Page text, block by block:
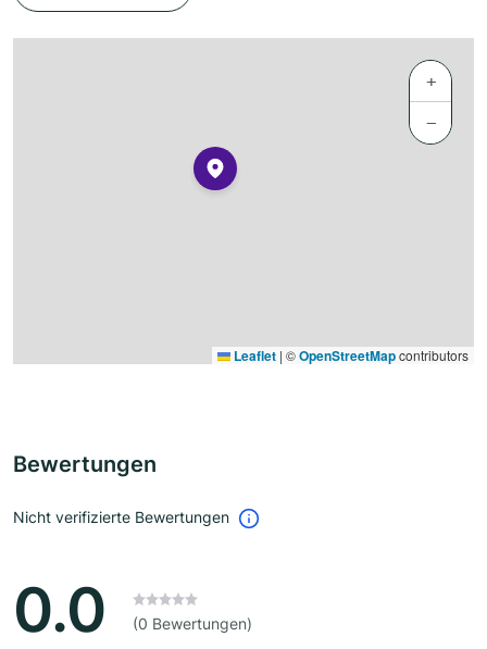
+
−
Leaflet | ©OpenStreetMapcontributors
Bewertungen
Nicht verifizierte Bewertungen
0.0 (0 Bewertungen)